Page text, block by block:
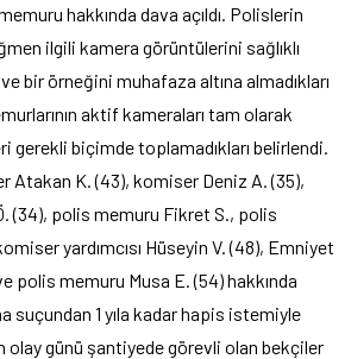
hakkında dava açıldı. Polislerin
ilgili kamera görüntülerini sağlıklı
bir örneğini muhafaza altına almadıkları
aktif kameraları tam olarak
gerekli biçimde toplamadıkları belirlendi.
Atakan K. (43), komiser Deniz A. (35),
(34), polis memuru Fikret S., polis
yardımcısı Hüseyin V. (48), Emniyet
polis memuru Musa E. (54) hakkında
suçundan 1 yıla kadar hapis istemiyle
olay günü şantiyede görevli olan bekçiler